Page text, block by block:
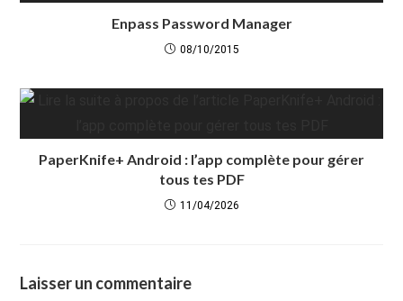
Enpass Password Manager
08/10/2015
PaperKnife+ Android : l’app complète pour gérer
tous tes PDF
11/04/2026
Laisser un commentaire